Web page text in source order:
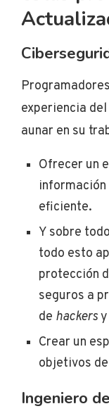
experiencia
aunar en su
Ofrecer un
eficiente.
Y sobre
todo esto
protección
seguros a
de hackersy
Crear un
objetivos
Ingeniero